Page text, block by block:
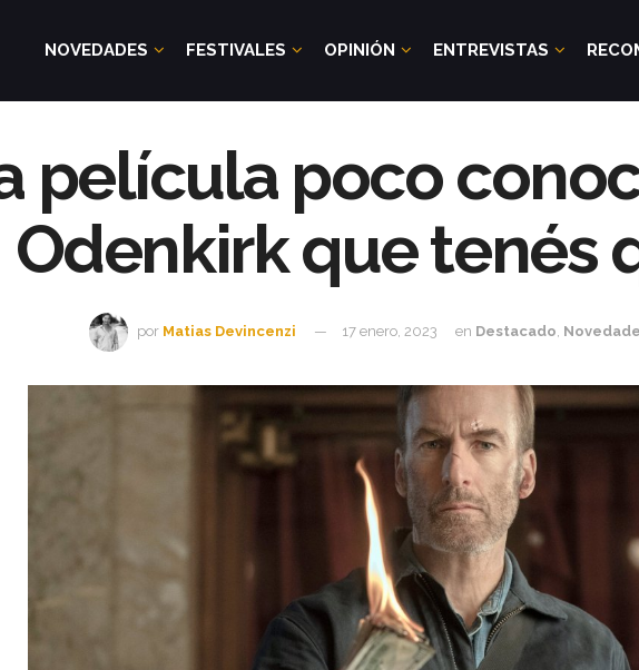
NOVEDADES FESTIVALES OPINIÓN ENTREVISTAS
película poco
Odenkirk que tenés
por Matias Devincenzi 17 enero, 2023 en Destacado